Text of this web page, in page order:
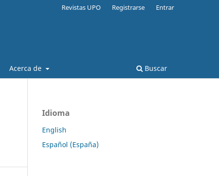
Acerca de Buscar
Revistas UPO Registrarse Entrar
Idioma
English
Español (España)